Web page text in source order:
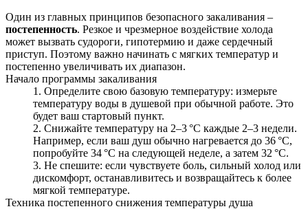
Один из главных принципов безопасного закаливания –
постепенность. Резкое и чрезмерное воздействие холода
может вызвать судороги, гипотермию и даже сердечный
приступ. Поэтому важно начинать с мягких температур и
постепенно увеличивать их диапазон.
Начало программы закаливания
Определите свою базовую температуру: измерьте
температуру воды в душевой при обычной работе. Это
будет ваш стартовый пункт.
Снижайте температуру на 2–3 °C каждые 2–3 недели.
Например, если ваш душ обычно нагревается до 36 °C,
попробуйте 34 °C на следующей неделе, а затем 32 °C.
Не спешите: если чувствуете боль, сильный холод или
дискомфорт, останавливитесь и возвращайтесь к более
мягкой температуре.
Техника постепенного снижения температуры душа